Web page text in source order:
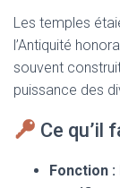
Les temples
l’Antiquité
souvent
puissance des
Ce qu’il
Fonction :